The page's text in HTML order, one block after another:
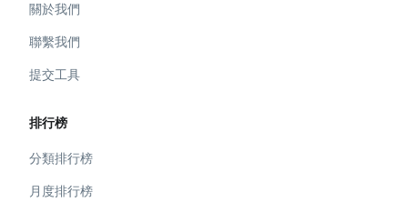
關於我們
聯繫我們
提交工具
排行榜
分類排行榜
月度排行榜